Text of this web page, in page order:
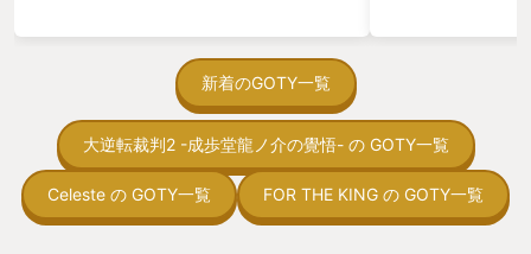
がない少しだけ
トコンベアの配
ん！このゲーム
向けか？という
の印象。 しかし
止する設定を有
新着のGOTY一覧
大逆転裁判2 -成歩堂龍ノ介の覺悟- の GOTY一覧
Celeste の GOTY一覧 FOR THE KING の GOTY一覧